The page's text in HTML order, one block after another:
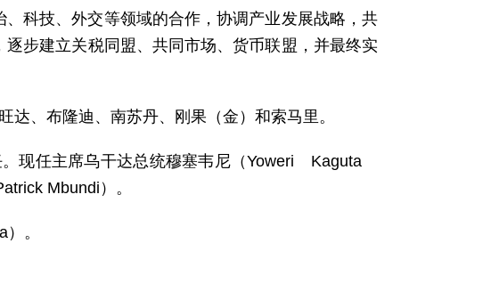
科技、外交等领域的合作，协调产业发展战略，共
步建立关税同盟、共同市场、货币联盟，并最终实
、布隆迪、南苏丹、刚果（金）和索马里。
。现任主席乌干达总统穆塞韦尼（Yoweri Kaguta
Mbundi）。
。